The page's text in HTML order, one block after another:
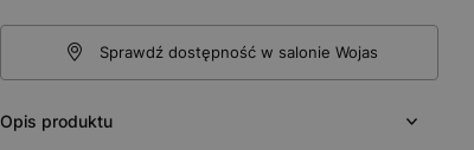
Sprawdź dostępność w salonie Wojas
Opis produktu